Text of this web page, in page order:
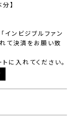
】
インビジブルファン
て決済をお願い致
に入れてください。